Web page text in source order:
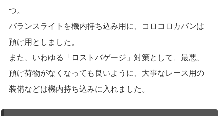
つ。
バランスライトを機内持ち込み用に、コロコロカバンは
預け用としました。
また、いわゆる「ロストバゲージ」対策として、最悪、
預け荷物がなくなっても良いように、大事なレース用の
装備などは機内持ち込みに入れました。